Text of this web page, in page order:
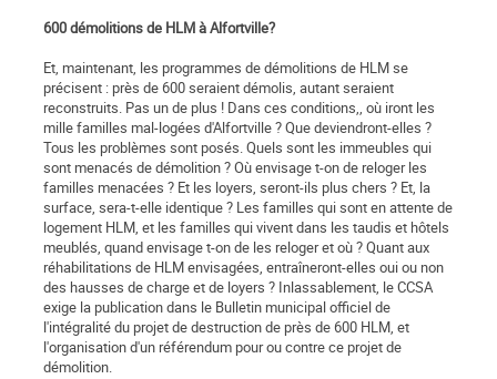
600 démolitions de HLM à Alfortville?
Et, maintenant, les programmes de démolitions de HLM se
précisent : près de 600 seraient démolis, autant seraient
reconstruits. Pas un de plus ! Dans ces conditions,, où iront les
mille familles mal-logées d'Alfortville ? Que deviendront-elles ?
Tous les problèmes sont posés. Quels sont les immeubles qui
sont menacés de démolition ? Où envisage t-on de reloger les
familles menacées ? Et les loyers, seront-ils plus chers ? Et, la
surface, sera-t-elle identique ? Les familles qui sont en attente de
logement HLM, et les familles qui vivent dans les taudis et hôtels
meublés, quand envisage t-on de les reloger et où ? Quant aux
réhabilitations de HLM envisagées, entraîneront-elles oui ou non
des hausses de charge et de loyers ? Inlassablement, le CCSA
exige la publication dans le Bulletin municipal officiel de
l'intégralité du projet de destruction de près de 600 HLM, et
l'organisation d'un référendum pour ou contre ce projet de
démolition.